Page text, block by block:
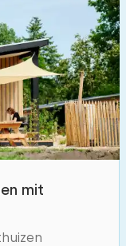
276
500 +
600 +
600 +
800 +
mit